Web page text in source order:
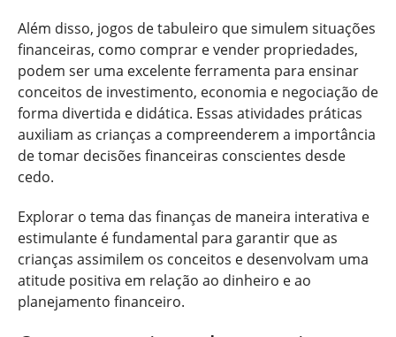
Além disso, jogos de tabuleiro que simulem situações
financeiras, como comprar e vender propriedades,
podem ser uma excelente ferramenta para ensinar
conceitos de investimento, economia e negociação de
forma divertida e didática. Essas atividades práticas
auxiliam as crianças a compreenderem a importância
de tomar decisões financeiras conscientes desde
cedo.
Explorar o tema das finanças de maneira interativa e
estimulante é fundamental para garantir que as
crianças assimilem os conceitos e desenvolvam uma
atitude positiva em relação ao dinheiro e ao
planejamento financeiro.